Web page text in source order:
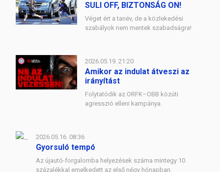
SULI OFF, BIZTONSÁG ON!
Véget ért a tanév, de a közlekedési
szabályok nem mentek szabadságra!
2026.05.19. 21:20
Amikor az indulat átveszi az
irányítást
Folytatódik az ORFK–OBB közúti
agresszió elleni kampánya.
2026.05.16. 08:36
Gyorsuló tempó
Az újautó-forgalomba helyezések száma mintegy 10
százalékkal emelkedett az első négy hónapban.